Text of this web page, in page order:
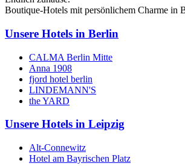
Boutique-Hotels mit persönlichem Charme in
Unsere Hotels in Berlin
CALMA Berlin Mitte
Anna 1908
fjord hotel berlin
LINDEMANN'S
the YARD
Unsere Hotels in Leipzig
Alt-Connewitz
Hotel am Bayrischen Platz